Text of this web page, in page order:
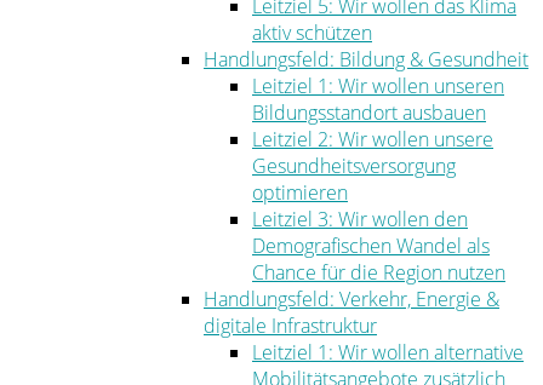
Leitziel 5: Wir wollen das Klima
aktiv schützen
Handlungsfeld: Bildung & Gesundheit
Leitziel 1: Wir wollen unseren
Bildungsstandort ausbauen
Leitziel 2: Wir wollen unsere
Gesundheitsversorgung
optimieren
Leitziel 3: Wir wollen den
Demografischen Wandel als
Chance für die Region nutzen
Handlungsfeld: Verkehr, Energie &
digitale Infrastruktur
Leitziel 1: Wir wollen alternative
Mobilitätsangebote zusätzlich